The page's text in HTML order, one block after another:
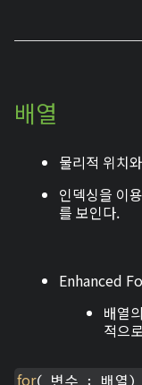
배열
물리적 위치
인덱싱을 이
를 보인다.
Enhanced
배열
적으
for( 변수 : 배열)